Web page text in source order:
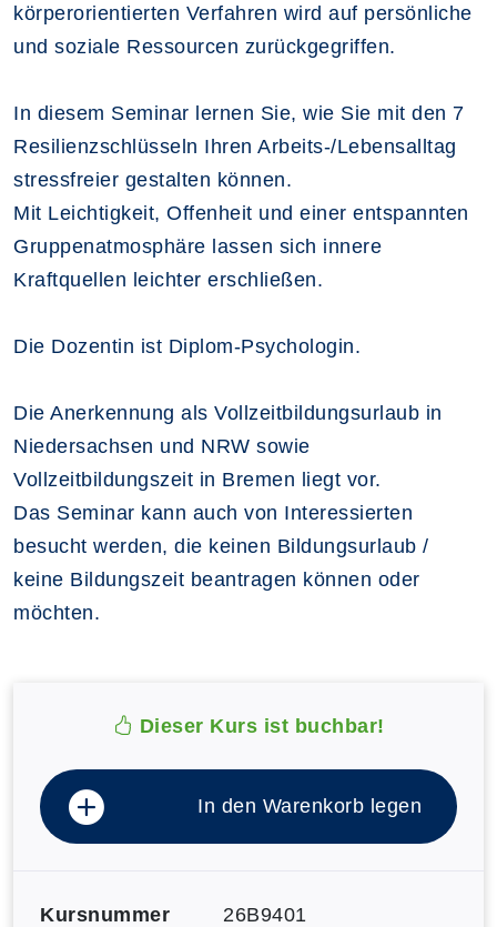
körperorientierten Verfahren wird auf persönliche
und soziale Ressourcen zurückgegriffen.
In diesem Seminar lernen Sie, wie Sie mit den 7
Resilienzschlüsseln Ihren Arbeits-/Lebensalltag
stressfreier gestalten können.
Mit Leichtigkeit, Offenheit und einer entspannten
Gruppenatmosphäre lassen sich innere
Kraftquellen leichter erschließen.
Die Dozentin ist Diplom-Psychologin.
Die Anerkennung als Vollzeitbildungsurlaub in
Niedersachsen und NRW sowie
Vollzeitbildungszeit in Bremen liegt vor.
Das Seminar kann auch von Interessierten
besucht werden, die keinen Bildungsurlaub /
keine Bildungszeit beantragen können oder
möchten.
Dieser Kurs ist buchbar!
In den Warenkorb legen
Kursnummer 26B9401